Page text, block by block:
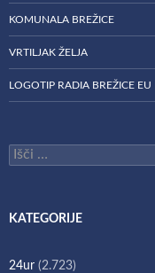
KOMUNALA BREŽICE
VRTILJAK ŽELJA
LOGOTIP RADIA BREŽICE EU
Išči:
KATEGORIJE
24ur (2.723)